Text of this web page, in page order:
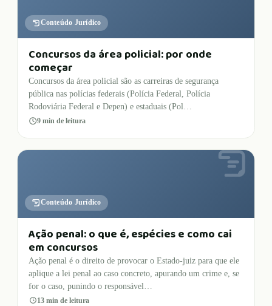
Conteúdo Jurídico
Concursos da área policial: por onde
começar
Concursos da área policial são as carreiras de segurança
pública nas polícias federais (Polícia Federal, Polícia
Rodoviária Federal e Depen) e estaduais (Pol…
9min de leitura
Conteúdo Jurídico
Ação penal: o que é, espécies e como cai
em concursos
Ação penal é o direito de provocar o Estado-juiz para que ele
aplique a lei penal ao caso concreto, apurando um crime e, se
for o caso, punindo o responsável…
13min de leitura